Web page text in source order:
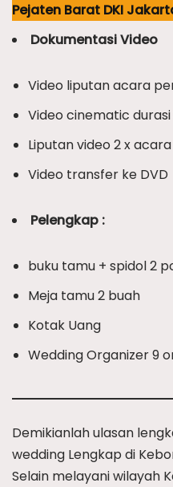
Pejaten Barat DKI
Dokumentasi Video
Video liputan acara
Video cinematic
Liputan video 2 x
Video transfer ke DVD
Pelengkap :
buku tamu + spidol 2
Meja tamu 2 buah
Kotak Uang
Wedding Organizer 9
Demikianlah ulasan
wedding Lengkap di
Selain melayani wilayah